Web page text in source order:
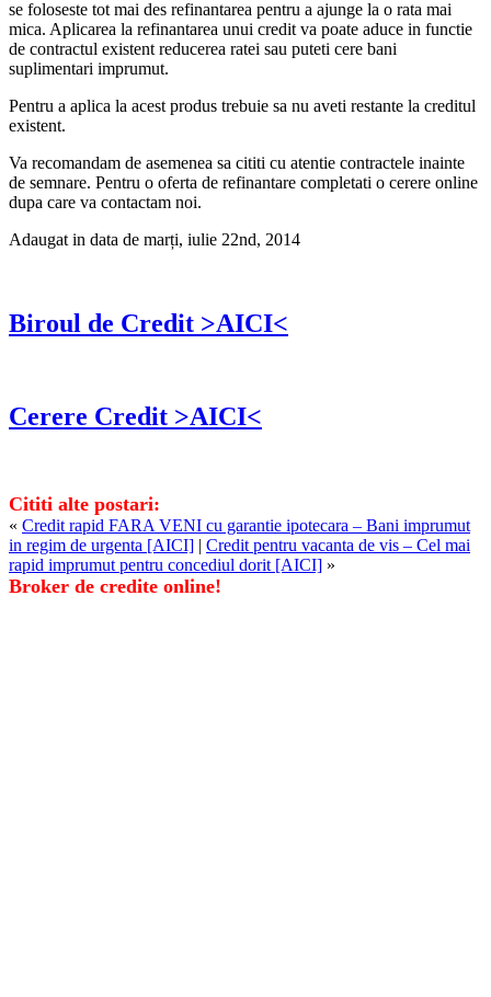
se foloseste tot mai des refinantarea pentru a ajunge la o rata mai
mica. Aplicarea la refinantarea unui credit va poate aduce in functie
de contractul existent reducerea ratei sau puteti cere bani
suplimentari imprumut.
Pentru a aplica la acest produs trebuie sa nu aveti restante la creditul
existent.
Va recomandam de asemenea sa cititi cu atentie contractele inainte
de semnare. Pentru o oferta de refinantare completati o cerere online
dupa care va contactam noi.
Adaugat in data de marți, iulie 22nd, 2014
Biroul de Credit >AICI<
Cerere Credit >AICI<
Cititi alte postari:
« Credit rapid FARA VENI cu garantie ipotecara – Bani imprumut
in regim de urgenta [AICI] | Credit pentru vacanta de vis – Cel mai
rapid imprumut pentru concediul dorit [AICI] »
Broker de credite online!